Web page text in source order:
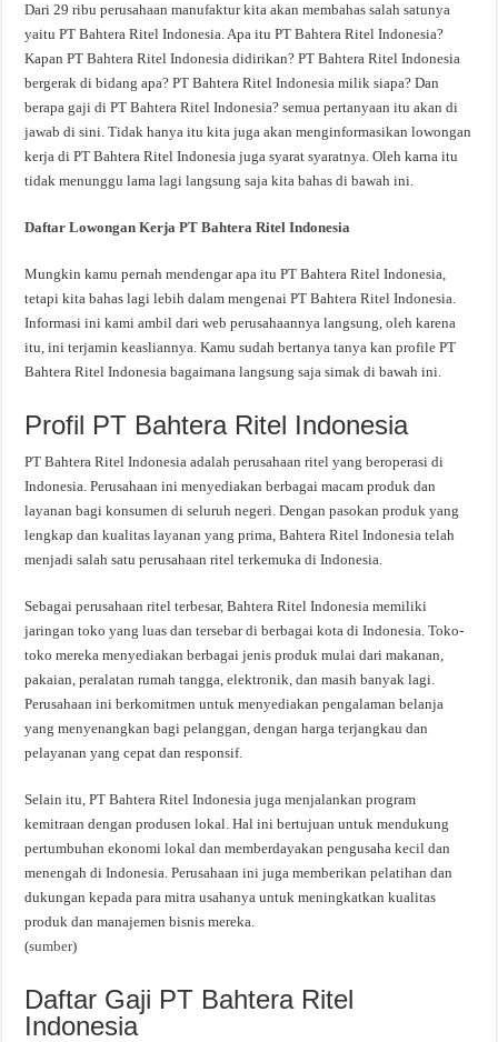
Dari 29 ribu perusahaan manufaktur kita akan membahas salah satunya
yaitu PT Bahtera Ritel Indonesia. Apa itu PT Bahtera Ritel Indonesia?
Kapan PT Bahtera Ritel Indonesia didirikan? PT Bahtera Ritel Indonesia
bergerak di bidang apa? PT Bahtera Ritel Indonesia milik siapa? Dan
berapa gaji di PT Bahtera Ritel Indonesia? semua pertanyaan itu akan di
jawab di sini. Tidak hanya itu kita juga akan menginformasikan lowongan
kerja di PT Bahtera Ritel Indonesia juga syarat syaratnya. Oleh karna itu
tidak menunggu lama lagi langsung saja kita bahas di bawah ini.
Daftar Lowongan Kerja PT Bahtera Ritel Indonesia
Mungkin kamu pernah mendengar apa itu PT Bahtera Ritel Indonesia,
tetapi kita bahas lagi lebih dalam mengenai PT Bahtera Ritel Indonesia.
Informasi ini kami ambil dari web perusahaannya langsung, oleh karena
itu, ini terjamin keasliannya. Kamu sudah bertanya tanya kan profile PT
Bahtera Ritel Indonesia bagaimana langsung saja simak di bawah ini.
Profil PT Bahtera Ritel Indonesia
PT Bahtera Ritel Indonesia adalah perusahaan ritel yang beroperasi di
Indonesia. Perusahaan ini menyediakan berbagai macam produk dan
layanan bagi konsumen di seluruh negeri. Dengan pasokan produk yang
lengkap dan kualitas layanan yang prima, Bahtera Ritel Indonesia telah
menjadi salah satu perusahaan ritel terkemuka di Indonesia.
Sebagai perusahaan ritel terbesar, Bahtera Ritel Indonesia memiliki
jaringan toko yang luas dan tersebar di berbagai kota di Indonesia. Toko-
toko mereka menyediakan berbagai jenis produk mulai dari makanan,
pakaian, peralatan rumah tangga, elektronik, dan masih banyak lagi.
Perusahaan ini berkomitmen untuk menyediakan pengalaman belanja
yang menyenangkan bagi pelanggan, dengan harga terjangkau dan
pelayanan yang cepat dan responsif.
Selain itu, PT Bahtera Ritel Indonesia juga menjalankan program
kemitraan dengan produsen lokal. Hal ini bertujuan untuk mendukung
pertumbuhan ekonomi lokal dan memberdayakan pengusaha kecil dan
menengah di Indonesia. Perusahaan ini juga memberikan pelatihan dan
dukungan kepada para mitra usahanya untuk meningkatkan kualitas
produk dan manajemen bisnis mereka.
(sumber)
Daftar Gaji PT Bahtera Ritel
Indonesia